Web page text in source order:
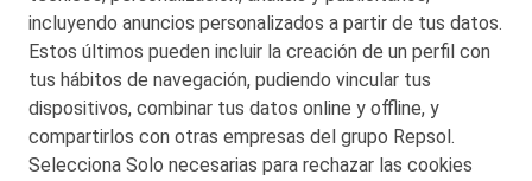
CONTACTO
MAPA WEB
incluyendo anuncios personalizados a partir de tus datos.
Estos últimos pueden incluir la creación de un perfil con
tus hábitos de navegación, pudiendo vincular tus
dispositivos, combinar tus datos online y offline, y
compartirlos con otras empresas del grupo Repsol.
Selecciona Solo necesarias para rechazar las cookies